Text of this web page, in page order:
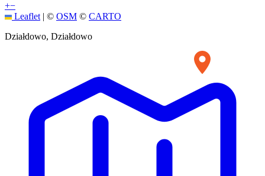
+−
Leaflet | © OSM © CARTO
Działdowo, Działdowo